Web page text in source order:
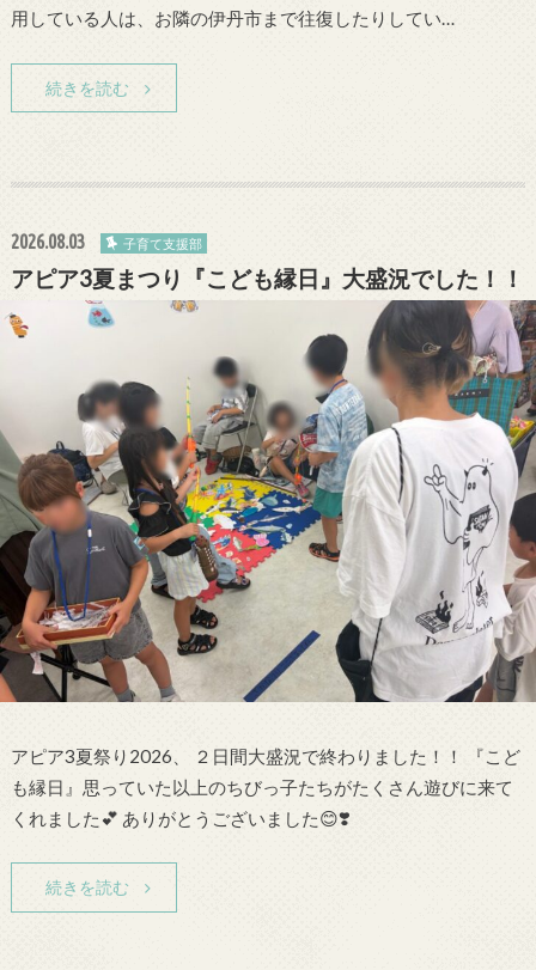
用している人は、お隣の伊丹市まで往復したりしてい…
続きを読む
2026.08.03 子育て支援部
アピア3夏まつり『こども縁日』大盛況でした！！
アピア3夏祭り2026、 ２日間大盛況で終わりました！！ 『こど
も縁日』思っていた以上のちびっ子たちがたくさん遊びに来て
くれました💕 ありがとうございました😊❣️
続きを読む